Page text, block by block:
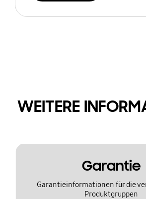
WEITERE
Garantie
Garantieinformationen für die
Produktgruppen